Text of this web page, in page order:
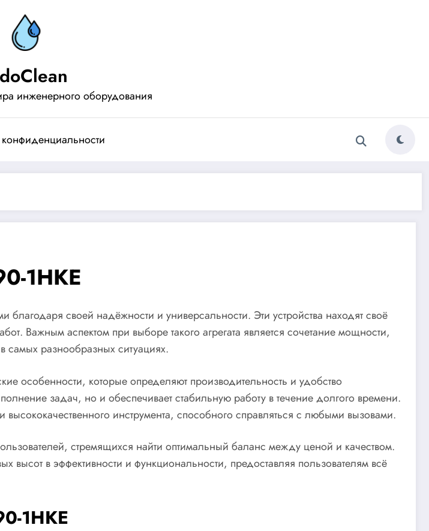
инженерного оборудования
1HKE
своей надёжности и универсальности. Эти устройства находят своё
Важным аспектом при выборе такого агрегата является сочетание мощности,
самых разнообразных ситуациях.
особенности, которые определяют производительность и удобство
задач, но и обеспечивает стабильную работу в течение долгого времени.
инструмента, способного справляться с любыми вызовами.
стремящихся найти оптимальный баланс между ценой и качеством.
в эффективности и функциональности, предоставляя пользователям всё
1HKE